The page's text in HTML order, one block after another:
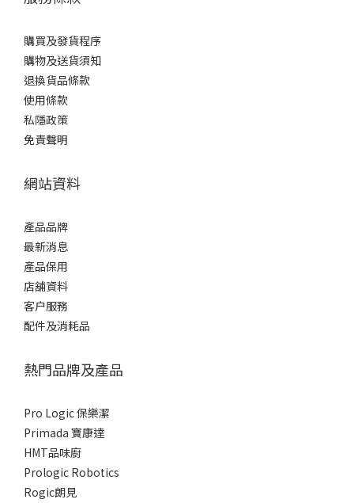
購買及發貨程序
購物及送貨須知
退換貨品條款
使用條款
私隱政策
免責聲明
網站資料
產品品牌
最新消息
產品保用
店舖資料
客户服務
配件及消耗品
熱門品牌及產品
Pro Logic 保樂潔
Primada 寶康達
HMT品味廚
Prologic Robotics
Rogic朗見